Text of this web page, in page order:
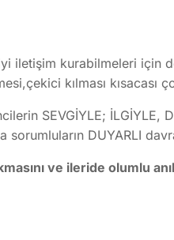
iletişim kurabilmeleri için
kılması kısacası
SEVGİYLE; İLGİYLE,
DUYARLI
ve ileride olumlu